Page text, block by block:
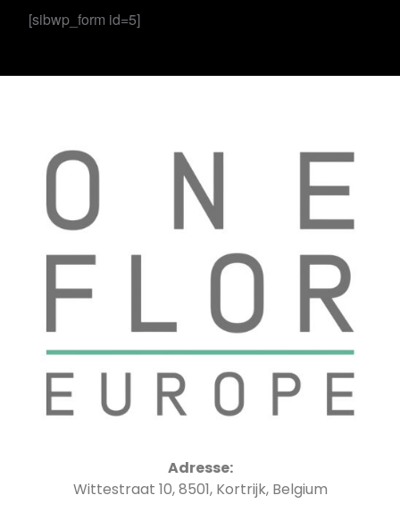
[sibwp_form id=5]
Adresse:
Wittestraat 10, 8501, Kortrijk, Belgium